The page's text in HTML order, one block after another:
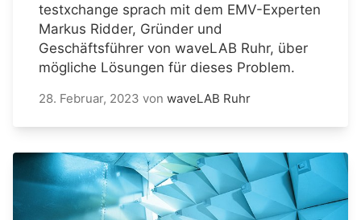
testxchange sprach mit dem EMV-Experten
Markus Ridder, Gründer und
Geschäftsführer von waveLAB Ruhr, über
mögliche Lösungen für dieses Problem.
28. Februar, 2023 von waveLAB Ruhr